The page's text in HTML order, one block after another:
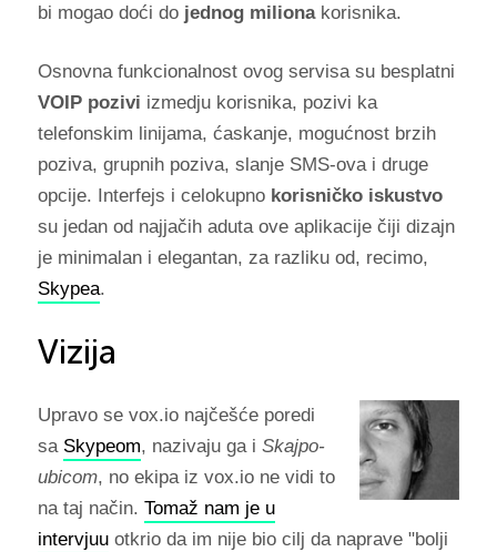
bi mogao doći do jednog milionakorisnika.
Osnovna funkcionalnost ovog servisa su besplatni
VOIP pozivi izmedju korisnika, pozivi ka
telefonskim linijama, ćaskanje, mogućnost brzih
poziva, grupnih poziva, slanje SMS-ova i druge
opcije. Interfejs i celokupno korisničko iskustvo
su jedan od najjačih aduta ove aplikacije čiji dizajn
je minimalan i elegantan, za razliku od, recimo,
Skypea.
Vizija
Upravo se vox.io najčešće poredi
sa Skypeom, nazivaju ga i Skajpo-
ubicom, no ekipa iz vox.io ne vidi to
na taj način. Tomaž nam je u
intervjuuotkrio da im nije bio cilj da naprave "bolji